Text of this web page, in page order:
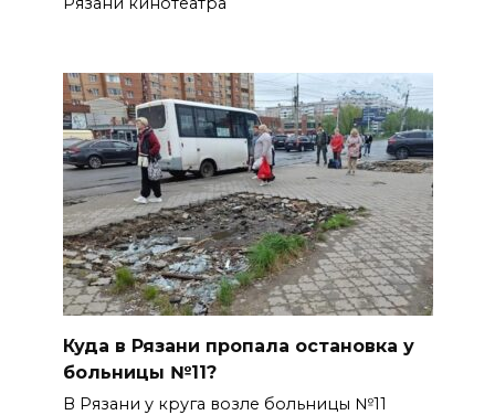
Куда в Рязани пропала остановка у
больницы №11?
В Рязани у круга возле больницы №11